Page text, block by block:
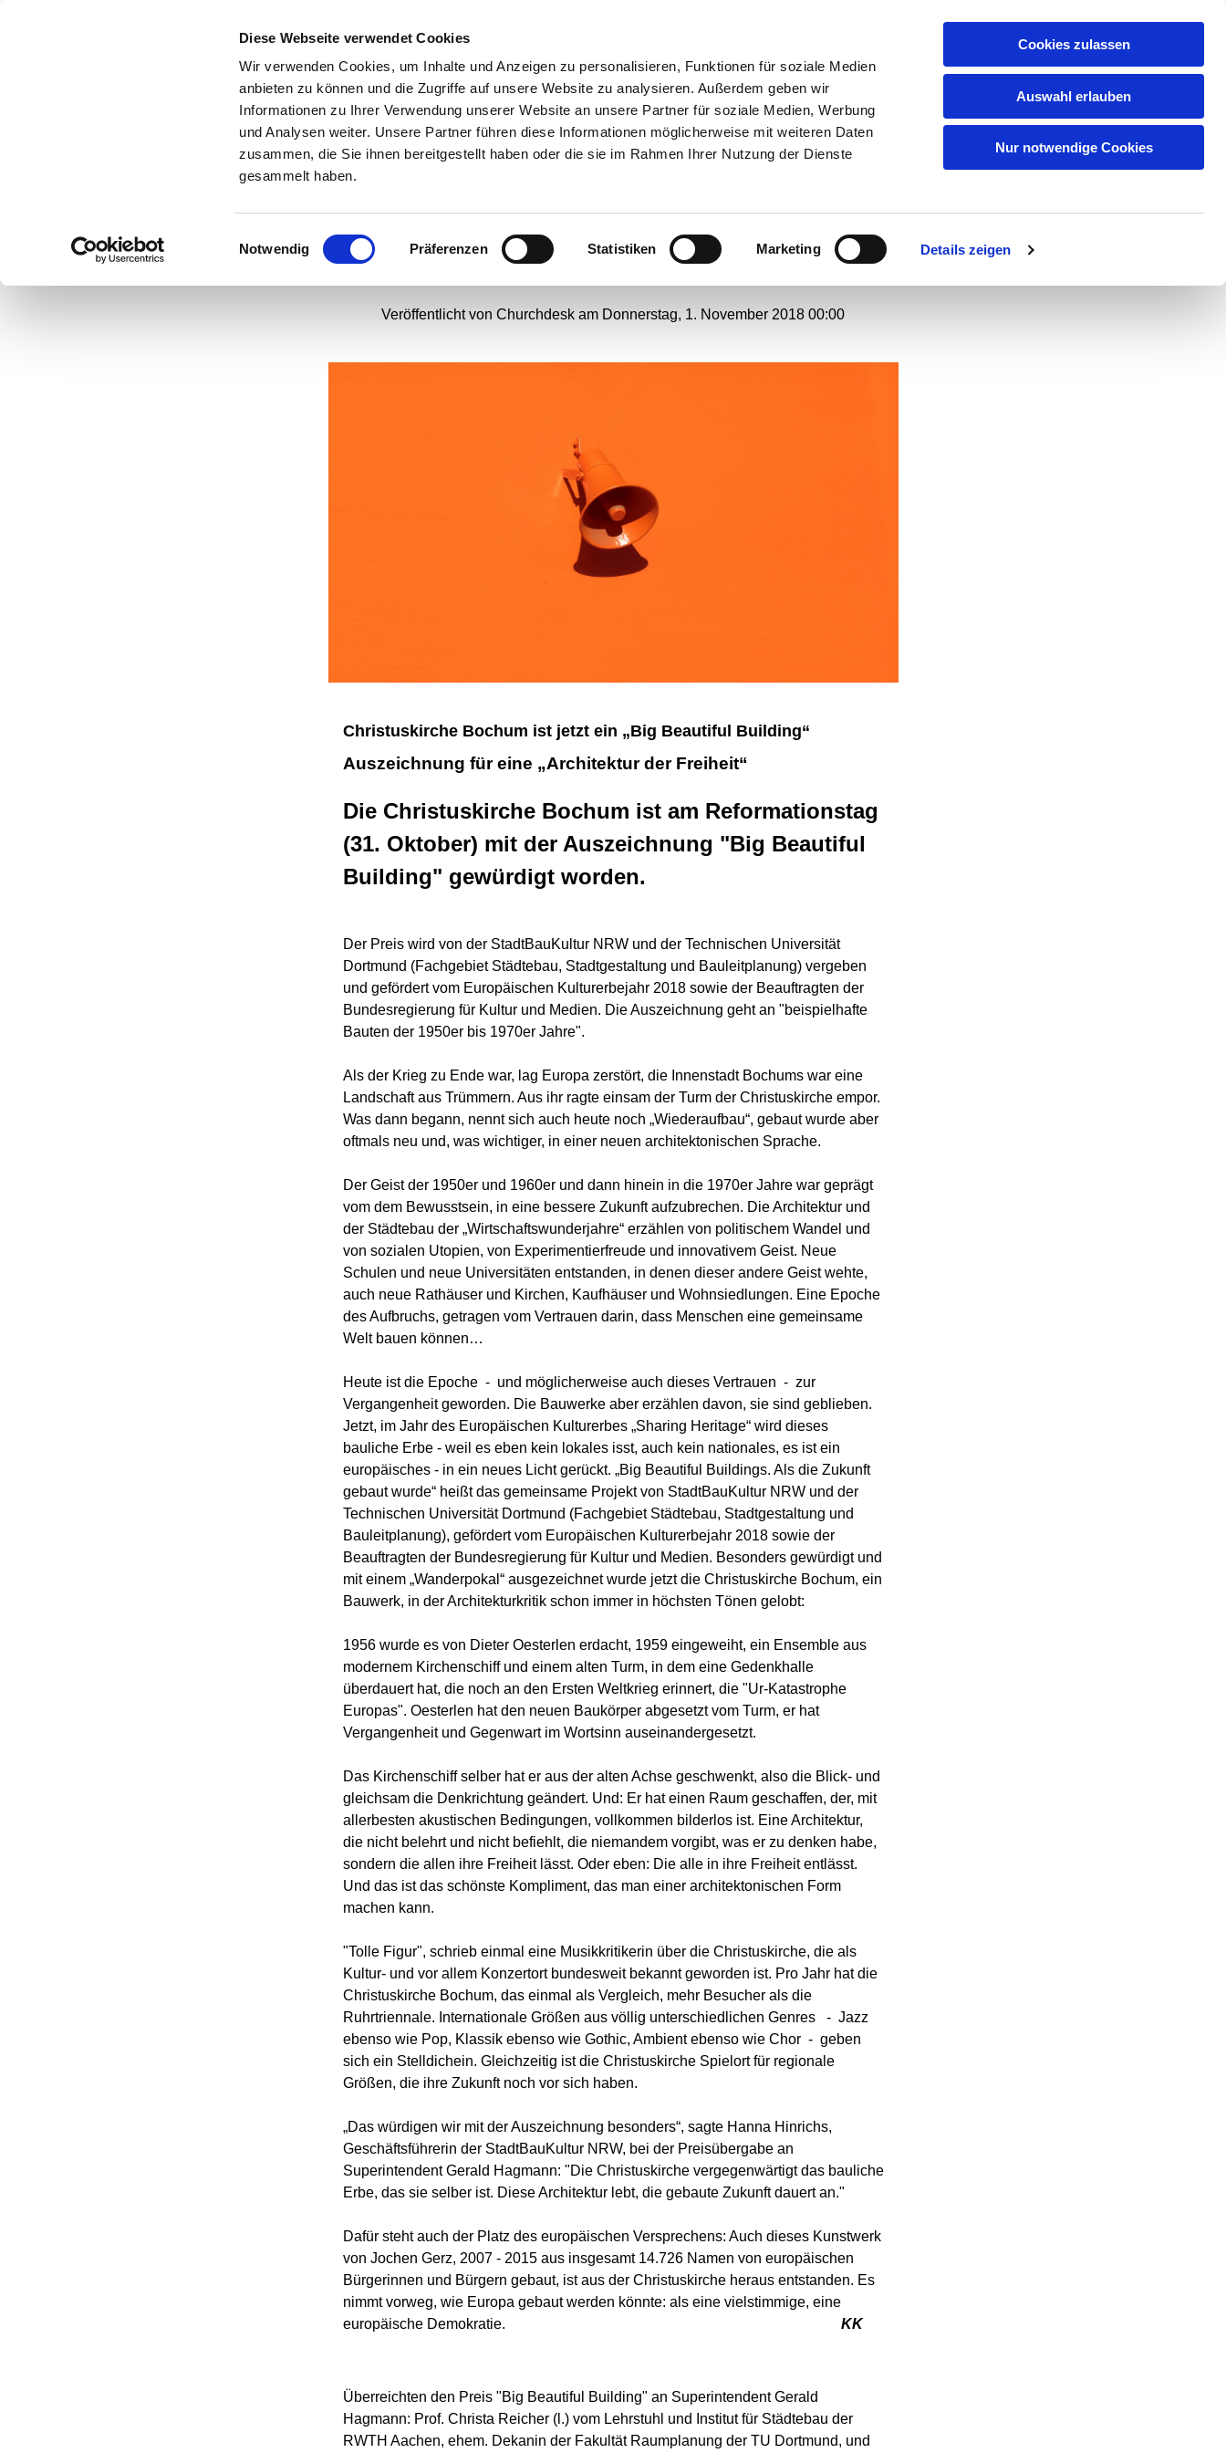
Diese Webseite verwendet Cookies
Wir verwenden Cookies, um Inhalte und Anzeigen zu personalisieren, Funktionen für soziale Medien
anbieten zu können und die Zugriffe auf unsere Website zu analysieren. Außerdem geben wir
Informationen zu Ihrer Verwendung unserer Website an unsere Partner für soziale Medien, Werbung
und Analysen weiter. Unsere Partner führen diese Informationen möglicherweise mit weiteren Daten
zusammen, die Sie ihnen bereitgestellt haben oder die sie im Rahmen Ihrer Nutzung der Dienste
gesammelt haben.
Einwilligungsauswahl
Notwendig Präferenzen Statistiken Marketing Details zeigen
Cookies zulassen
Auswahl erlauben
Nur notwendige Cookies
ÜBER UNS FAQ
Christuskirche Bochum ist jetzt
# Webseiten-Migration
Veröffentlicht von Churchdesk am Donnerstag, 1. November 2018 00:00
Christuskirche Bochum ist jetzt ein „Big Beautiful Building“
Auszeichnung für eine „Architektur der Freiheit“
Die Christuskirche Bochum ist am Reformationstag
(31. Oktober) mit der Auszeichnung "Big Beautiful
Building" gewürdigt worden.
Der Preis wird von der StadtBauKultur NRW und der Technischen Universität
Dortmund (Fachgebiet Städtebau, Stadtgestaltung und Bauleitplanung) vergeben
und gefördert vom Europäischen Kulturerbejahr 2018 sowie der Beauftragten der
Bundesregierung für Kultur und Medien. Die Auszeichnung geht an "beispielhafte
Bauten der 1950er bis 1970er Jahre".
Als der Krieg zu Ende war, lag Europa zerstört, die Innenstadt Bochums war eine
Landschaft aus Trümmern. Aus ihr ragte einsam der Turm der Christuskirche empor.
Was dann begann, nennt sich auch heute noch „Wiederaufbau“, gebaut wurde aber
oftmals neu und, was wichtiger, in einer neuen architektonischen Sprache.
Der Geist der 1950er und 1960er und dann hinein in die 1970er Jahre war geprägt
vom dem Bewusstsein, in eine bessere Zukunft aufzubrechen. Die Architektur und
der Städtebau der „Wirtschaftswunderjahre“ erzählen von politischem Wandel und
von sozialen Utopien, von Experimentierfreude und innovativem Geist. Neue
Schulen und neue Universitäten entstanden, in denen dieser andere Geist wehte,
auch neue Rathäuser und Kirchen, Kaufhäuser und Wohnsiedlungen. Eine Epoche
des Aufbruchs, getragen vom Vertrauen darin, dass Menschen eine gemeinsame
Welt bauen können…
Heute ist die Epoche - und möglicherweise auch dieses Vertrauen - zur
Vergangenheit geworden. Die Bauwerke aber erzählen davon, sie sind geblieben.
Jetzt, im Jahr des Europäischen Kulturerbes „Sharing Heritage“ wird dieses
bauliche Erbe - weil es eben kein lokales isst, auch kein nationales, es ist ein
europäisches - in ein neues Licht gerückt. „Big Beautiful Buildings. Als die Zukunft
gebaut wurde“ heißt das gemeinsame Projekt von StadtBauKultur NRW und der
Technischen Universität Dortmund (Fachgebiet Städtebau, Stadtgestaltung und
Bauleitplanung), gefördert vom Europäischen Kulturerbejahr 2018 sowie der
Beauftragten der Bundesregierung für Kultur und Medien. Besonders gewürdigt und
mit einem „Wanderpokal“ ausgezeichnet wurde jetzt die Christuskirche Bochum, ein
Bauwerk, in der Architekturkritik schon immer in höchsten Tönen gelobt:
1956 wurde es von Dieter Oesterlen erdacht, 1959 eingeweiht, ein Ensemble aus
modernem Kirchenschiff und einem alten Turm, in dem eine Gedenkhalle
überdauert hat, die noch an den Ersten Weltkrieg erinnert, die "Ur-Katastrophe
Europas". Oesterlen hat den neuen Baukörper abgesetzt vom Turm, er hat
Vergangenheit und Gegenwart im Wortsinn auseinandergesetzt.
Das Kirchenschiff selber hat er aus der alten Achse geschwenkt, also die Blick- und
gleichsam die Denkrichtung geändert. Und: Er hat einen Raum geschaffen, der, mit
allerbesten akustischen Bedingungen, vollkommen bilderlos ist. Eine Architektur,
die nicht belehrt und nicht befiehlt, die niemandem vorgibt, was er zu denken habe,
sondern die allen ihre Freiheit lässt. Oder eben: Die alle in ihre Freiheit entlässt.
Und das ist das schönste Kompliment, das man einer architektonischen Form
machen kann.
"Tolle Figur", schrieb einmal eine Musikkritikerin über die Christuskirche, die als
Kultur- und vor allem Konzertort bundesweit bekannt geworden ist. Pro Jahr hat die
Christuskirche Bochum, das einmal als Vergleich, mehr Besucher als die
Ruhrtriennale. Internationale Größen aus völlig unterschiedlichen Genres - Jazz
ebenso wie Pop, Klassik ebenso wie Gothic, Ambient ebenso wie Chor - geben
sich ein Stelldichein. Gleichzeitig ist die Christuskirche Spielort für regionale
Größen, die ihre Zukunft noch vor sich haben.
„Das würdigen wir mit der Auszeichnung besonders“, sagte Hanna Hinrichs,
Geschäftsführerin der StadtBauKultur NRW, bei der Preisübergabe an
Superintendent Gerald Hagmann: "Die Christuskirche vergegenwärtigt das bauliche
Erbe, das sie selber ist. Diese Architektur lebt, die gebaute Zukunft dauert an."
Dafür steht auch der Platz des europäischen Versprechens: Auch dieses Kunstwerk
von Jochen Gerz, 2007 - 2015 aus insgesamt 14.726 Namen von europäischen
Bürgerinnen und Bürgern gebaut, ist aus der Christuskirche heraus entstanden. Es
nimmt vorweg, wie Europa gebaut werden könnte: als eine vielstimmige, eine
europäische Demokratie. KK
Überreichten den Preis "Big Beautiful Building" an Superintendent Gerald
Hagmann: Prof. Christa Reicher (l.) vom Lehrstuhl und Institut für Städtebau der
RWTH Aachen, ehem. Dekanin der Fakultät Raumplanung der TU Dortmund, und